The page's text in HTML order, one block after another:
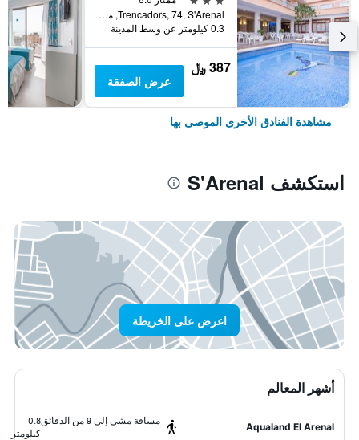
Trencadors, 74, S'Arenal, مالوركا, أسبانيا
0.3 كيلومتر عن وسط المدينة
387 ﷼
عرض الصفقة
مشاهدة الفنادق الأخرى الموصى بها
استكشف S'Arenal
اعرض على الخريطة
أشهر المعالم
Aqualand El Arenal
مسافة مشي إلى 9 من الدقائق
0.8
كيلومتر